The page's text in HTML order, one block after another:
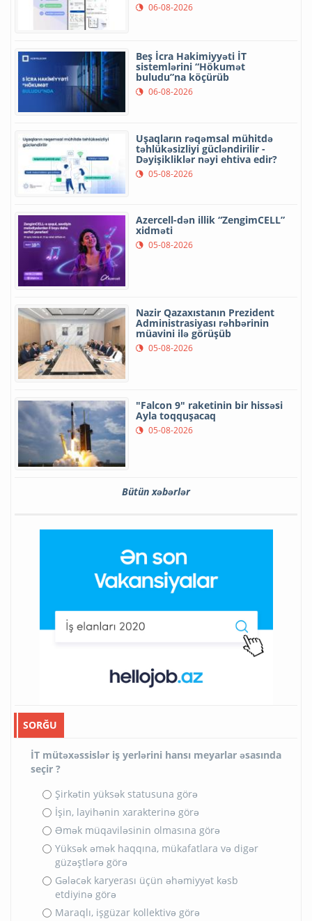
06-08-2026
Beş İcra Hakimiyyəti İT
sistemlərini “Hökumət
buludu”na köçürüb
06-08-2026
Uşaqların rəqəmsal mühitdə
təhlükəsizliyi gücləndirilir -
Dəyişikliklər nəyi ehtiva edir?
05-08-2026
Azercell-dən illik “ZengimCELL”
xidməti
05-08-2026
Nazir Qazaxıstanın Prezident
Administrasiyası rəhbərinin
müavini ilə görüşüb
05-08-2026
"Falcon 9" raketinin bir hissəsi
Ayla toqquşacaq
05-08-2026
Bütün xəbərlər
SORĞU
İT mütəxəssislər iş yerlərini hansı meyarlar əsasında
seçir ?
Şirkətin yüksək statusuna görə
İşin, layihənin xarakterinə görə
Əmək müqaviləsinin olmasına görə
Yüksək əmək haqqına, mükafatlara və digər
güzəştlərə görə
Gələcək karyerası üçün əhəmiyyət kəsb
etdiyinə görə
Maraqlı, işgüzar kollektivə görə